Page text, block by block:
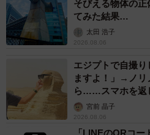
そびえる物体の
てみた結果…
太田 浩子
2026.08.06
エジプトで自撮り
ますよ！」→ノリ
ら……スマホを返
カモ代表かも」「
宮前 晶子
2026.08.06
「LINEのQRコ